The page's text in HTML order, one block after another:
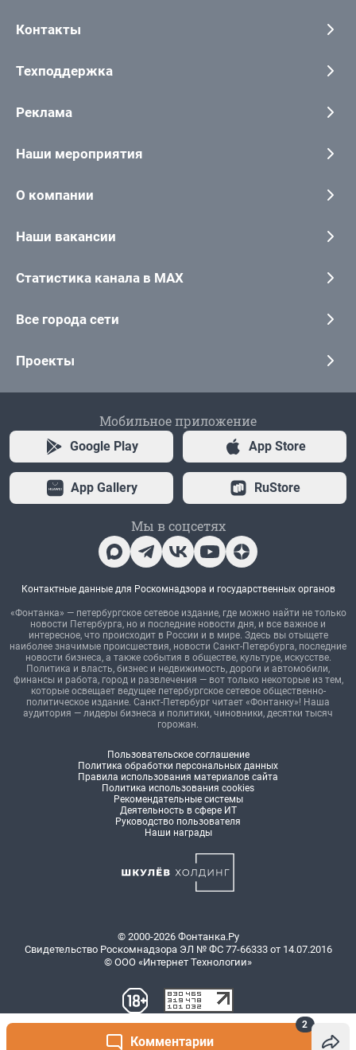
Комментарии
2
Контакты
Техподдержка
Реклама
Наши мероприятия
О компании
Наши вакансии
Статистика канала в MAX
Все города сети
Проекты
Мобильное приложение
Google Play App Store
App Gallery RuStore
Мы в соцсетях
Контактные данные для Роскомнадзора и государственных органов
«Фонтанка» — петербургское сетевое издание, где можно найти не только
новости Петербурга, но и последние новости дня, и все важное и
интересное, что происходит в России и в мире. Здесь вы отыщете
наиболее значимые происшествия, новости Санкт-Петербурга, последние
новости бизнеса, а также события в обществе, культуре, искусстве.
Политика и власть, бизнес и недвижимость, дороги и автомобили,
финансы и работа, город и развлечения — вот только некоторые из тем,
которые освещает ведущее петербургское сетевое общественно-
политическое издание. Санкт-Петербург читает «Фонтанку»! Наша
аудитория — лидеры бизнеса и политики, чиновники, десятки тысяч
горожан.
Пользовательское соглашение
Политика обработки персональных данных
Правила использования материалов сайта
Политика использования cookies
Рекомендательные системы
Деятельность в сфере ИТ
Руководство пользователя
Наши награды
© 2000-2026 Фонтанка.Ру
Свидетельство Роскомнадзора ЭЛ № ФС 77-66333 от 14.07.2016
© ООО «Интернет Технологии»